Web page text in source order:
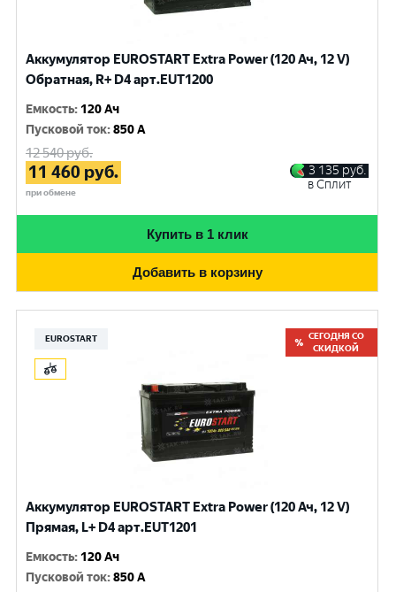
Аккумулятор EUROSTART Extra Power (120 Ач, 12 V)
Обратная, R+ D4 арт.EUT1200
Емкость: 120 Ач
Пусковой ток:850 A
12 540руб.
11 460 руб.
при обмене
3 135 руб.
в Сплит
Купить в 1 клик
Добавить в корзину
EUROSTART
СЕГОДНЯ СО
СКИДКОЙ
Аккумулятор EUROSTART Extra Power (120 Ач, 12 V)
Прямая, L+ D4 арт.EUT1201
Емкость: 120 Ач
Пусковой ток:850 A